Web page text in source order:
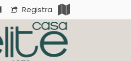
Registra